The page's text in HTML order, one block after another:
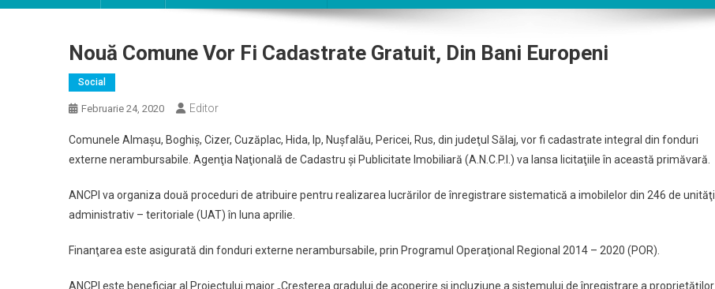
Nouă Comune Vor Fi Cadastrate Gratuit, Din Bani Europeni
Social
Februarie 24, 2020 Editor
Comunele Almaşu, Boghiş, Cizer, Cuzăplac, Hida, Ip, Nuşfalău, Pericei, Rus, din judeţul Sălaj, vor fi cadastrate integral din fonduri
externe nerambursabile. Agenţia Naţională de Cadastru şi Publicitate Imobiliară (A.N.C.P.I.) va lansa licitaţiile în această primăvară.
ANCPI va organiza două proceduri de atribuire pentru realizarea lucrărilor de înregistrare sistematică a imobilelor din 246 de unităţi
administrativ – teritoriale (UAT) în luna aprilie.
Finanţarea este asigurată din fonduri externe nerambursabile, prin Programul Operaţional Regional 2014 – 2020 (POR).
ANCPI este beneficiar al Proiectului major „Creşterea gradului de acoperire şi incluziune a sistemului de înregistrare a proprietăţilor